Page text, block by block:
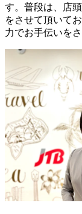
す。普段は、店
をさせて頂いて
力でお手伝いを